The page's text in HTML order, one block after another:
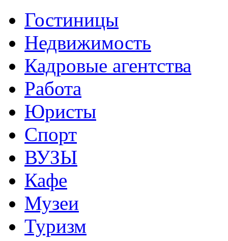
Гостиницы
Недвижимость
Кадровые агентства
Работа
Юристы
Спорт
ВУЗЫ
Кафе
Музеи
Туризм